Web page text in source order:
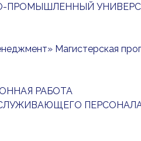
Магистерская
РАБОТА